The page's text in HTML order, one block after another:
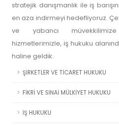
stratejik danışmanlık ile iş
en aza indirmeyi hedefliyoruz.
ve yabancı
hizmetlerimizle, iş hukuku
haline geldik.
ŞİRKETLER VE TİCARET HUKUKU
FİKRİ VE SINAİ MÜLKİYET HUKUKU
İŞ HUKUKU